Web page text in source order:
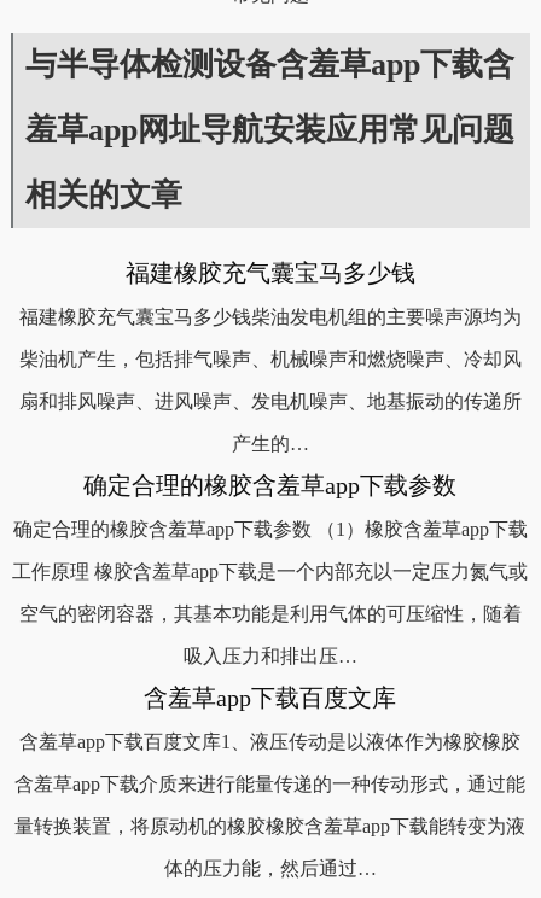
与半导体检测设备含羞草app下载含
羞草app网址导航安装应用常见问题
相关的文章
福建橡胶充气囊宝马多少钱
福建橡胶充气囊宝马多少钱柴油发电机组的主要噪声源均为
柴油机产生，包括排气噪声、机械噪声和燃烧噪声、冷却风
扇和排风噪声、进风噪声、发电机噪声、地基振动的传递所
产生的…
确定合理的橡胶含羞草app下载参数
确定合理的橡胶含羞草app下载参数 （1）橡胶含羞草app下载
工作原理 橡胶含羞草app下载是一个内部充以一定压力氮气或
空气的密闭容器，其基本功能是利用气体的可压缩性，随着
吸入压力和排出压…
含羞草app下载百度文库
含羞草app下载百度文库1、液压传动是以液体作为橡胶橡胶
含羞草app下载介质来进行能量传递的一种传动形式，通过能
量转换装置，将原动机的橡胶橡胶含羞草app下载能转变为液
体的压力能，然后通过…